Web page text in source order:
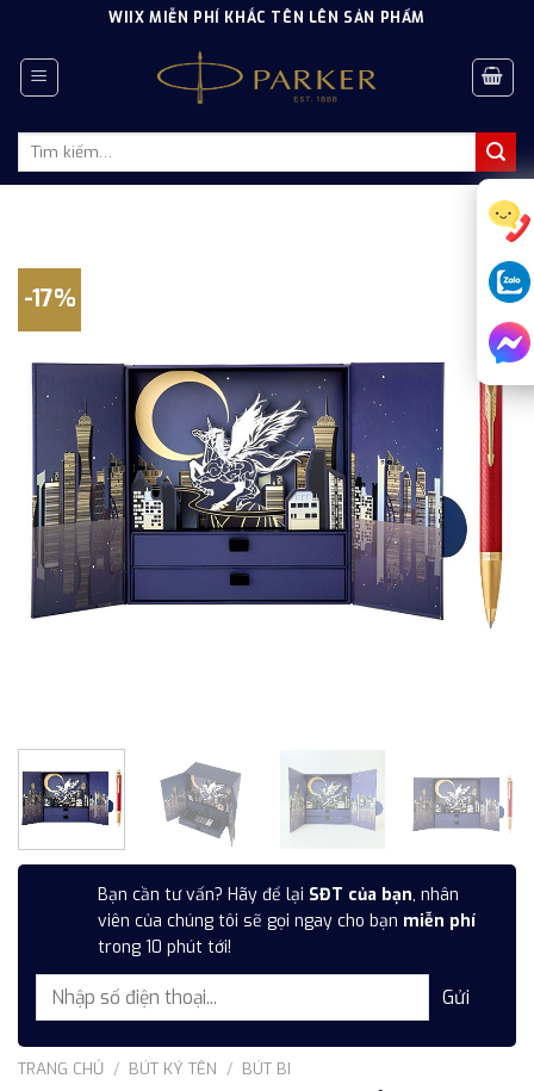
content
WIIX MIỄN PHÍ KHẮC TÊN LÊN SẢN PHẨM
Tìm
-17%
Bạn cần tư vấn? Hãy để lại SĐT của bạn, nhân
viên của chúng tôi sẽ gọi ngay cho bạn miễn phí
trong 10 phút tới!
TRANG CHỦ / BÚT KÝ TÊN / BÚT BI